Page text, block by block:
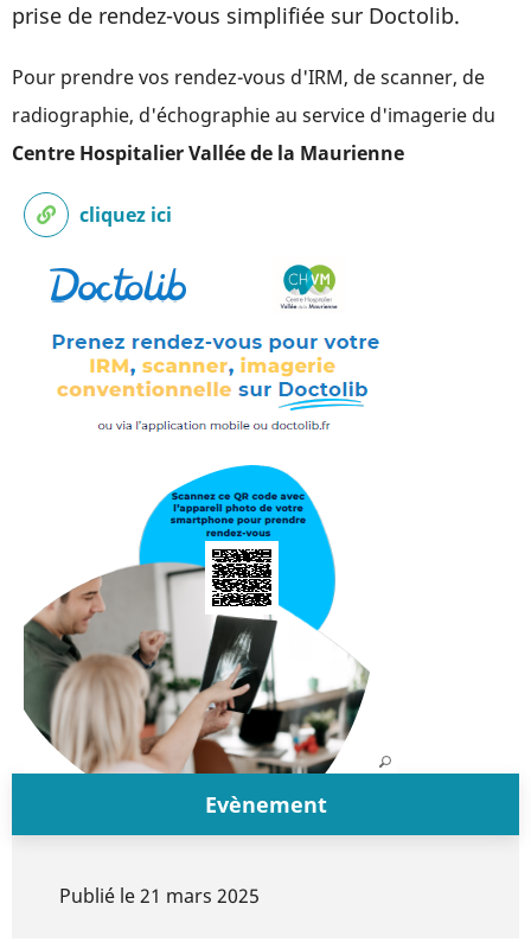
prise de rendez-vous simplifiée sur Doctolib.
Pour prendre vos rendez-vous d'IRM, de scanner, de
radiographie, d'échographie au service d'imagerie du
Centre Hospitalier Vallée de la Maurienne
cliquez ici
Evènement
Publié le21 mars 2025